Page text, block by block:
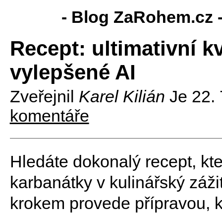
- Blog ZaRohem.cz
Recept: ultimativní
vylepšené AI
Zveřejnil Karel Kilián Je 22.
komentáře
Hledáte dokonalý recept,
karbanátky v kulinářský
krokem provede přípravou,